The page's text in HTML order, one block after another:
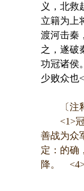
义，北救
立籍为上
渡河击秦
之，遂破
功冠诸侯
少败众也
〔注释
<1>冠
善战为众
定：的
降。 <4>